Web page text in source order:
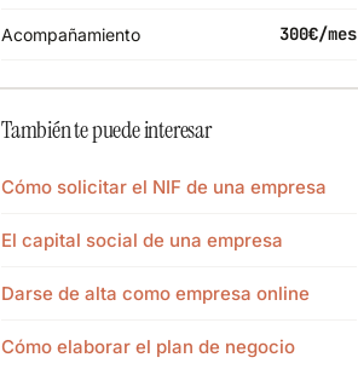
Acompañamiento 300€/mes
También te puede interesar
Cómo solicitar el NIF de una empresa
El capital social de una empresa
Darse de alta como empresa online
Cómo elaborar el plan de negocio